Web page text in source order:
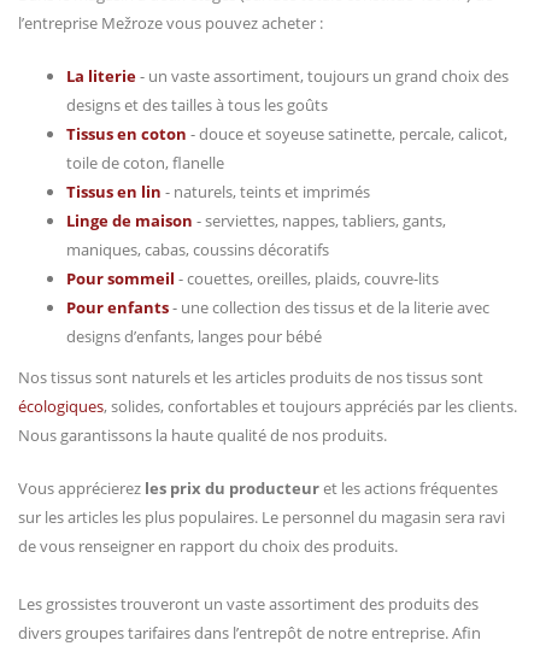
l’entreprise Mežroze vous pouvez acheter :
La literie- un vaste assortiment, toujours un grand choix des
designs et des tailles à tous les goûts
Tissus en coton - douce et soyeuse satinette, percale, calicot,
toile de coton, flanelle
Tissus en lin - naturels, teints et imprimés
Linge de maison - serviettes, nappes, tabliers, gants,
maniques, cabas, coussins décoratifs
Pour sommeil - couettes, oreilles, plaids, couvre-lits
Pour enfants- une collection des tissus et de la literie avec
designs d’enfants, langes pour bébé
Nos tissus sont naturels et les articles produits de nos tissus sont
écologiques, solides, confortables et toujours appréciés par les clients.
Nous garantissons la haute qualité de nos produits.
Vous apprécierez les prix du producteuret les actions fréquentes
sur les articles les plus populaires. Le personnel du magasin sera ravi
de vous renseigner en rapport du choix des produits.
Les grossistes trouveront un vaste assortiment des produits des
divers groupes tarifaires dans l’entrepôt de notre entreprise. Afin